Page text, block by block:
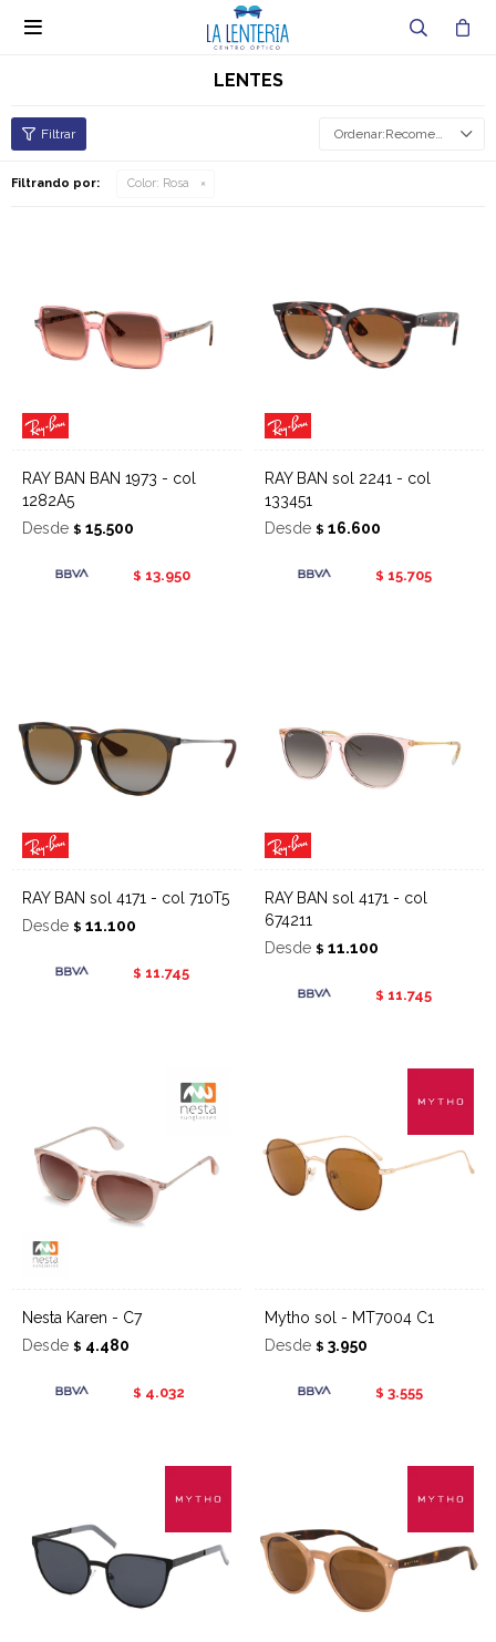

LENTES
Recomendados
Filtrando por: Color: Rosa
RAY BAN BAN 1973 - col
1282A5
Desde $ 15.500
$ 13.950
RAY BAN sol 2241 - col
133451
Desde $ 16.600
$ 15.705
RAY BAN sol 4171 - col 710T5
Desde $ 11.100
$ 11.745
RAY BAN sol 4171 - col
674211
Desde $ 11.100
$ 11.745
Nesta Karen - C7
Desde $ 4.480
$ 4.032
Mytho sol - MT7004 C1
Desde $ 3.950
$ 3.555